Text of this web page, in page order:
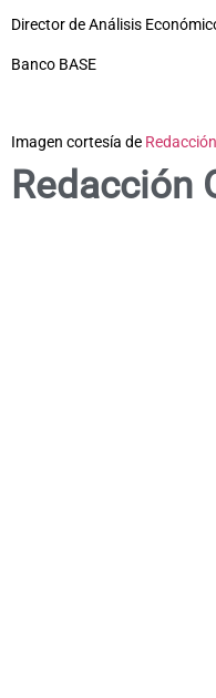
Director de Análisis
Banco BASE
Imagen cortesía de
Redacción